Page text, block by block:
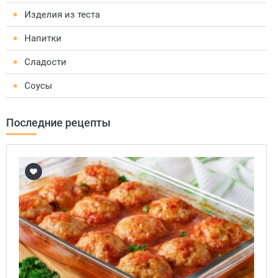
Изделия из теста
Напитки
Сладости
Соусы
Последние рецепты